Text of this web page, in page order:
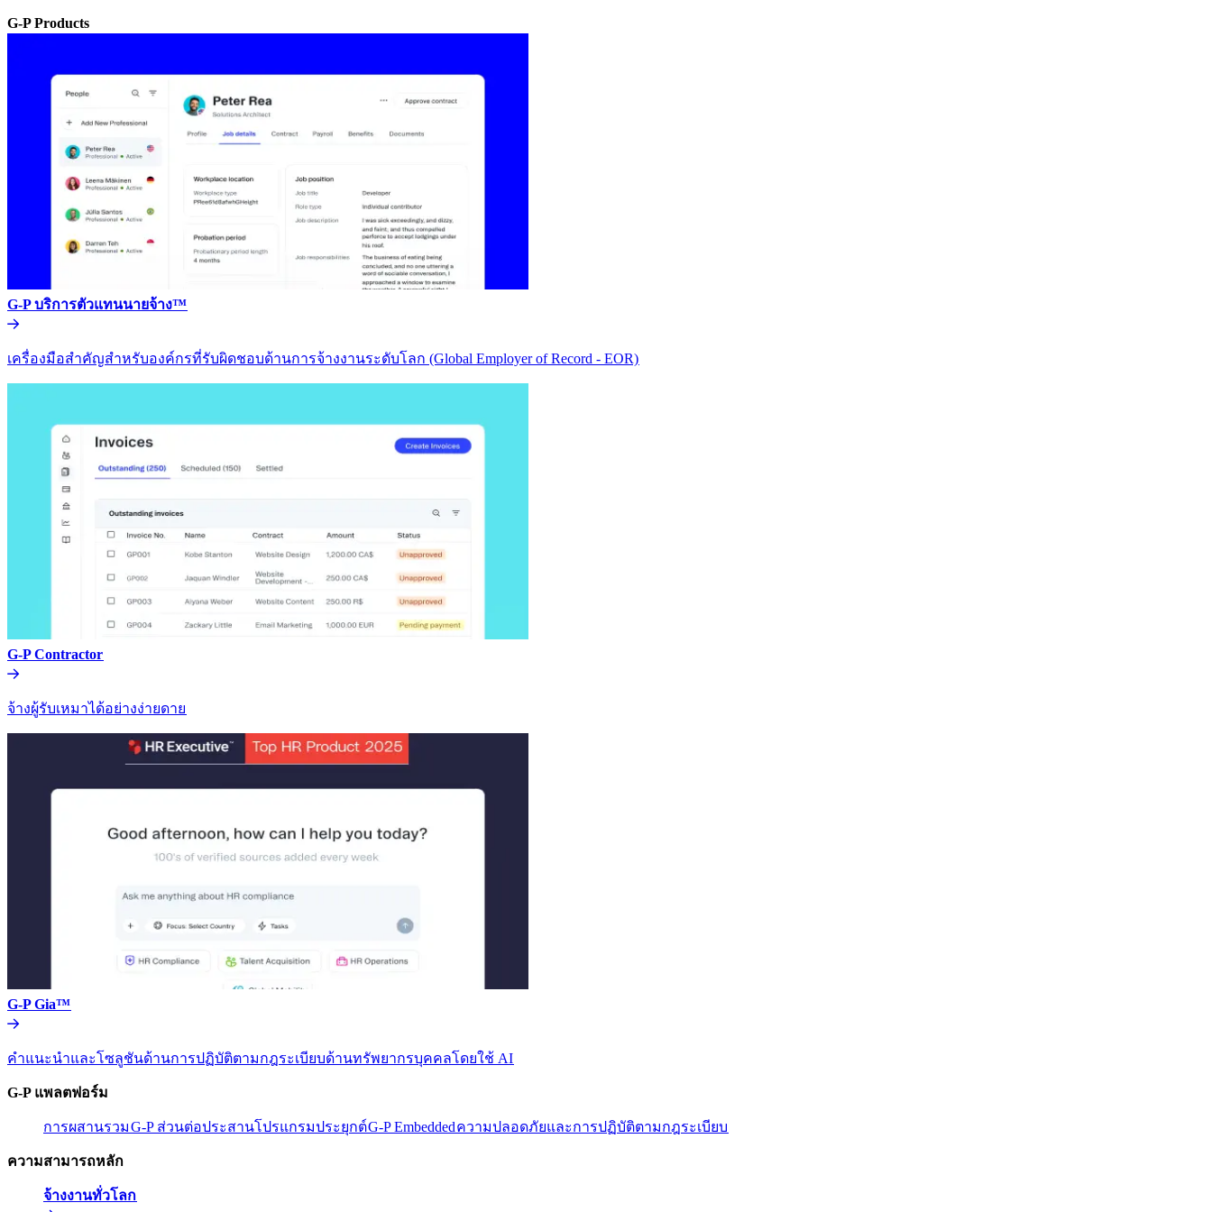
G-P Products​​
G-P บริการตัวแทนนายจ้าง™​​
เครื่องมือสำคัญสำหรับองค์กรที่รับผิดชอบด้านการจ้างงานระดับโลก (Global Employer of Record - EOR)​​
G-P Contractor​​
จ้างผู้รับเหมาได้อย่างง่ายดาย​​
G-P Gia™​​
คำแนะนำและโซลูชันด้านการปฏิบัติตามกฎระเบียบด้านทรัพยากรบุคคลโดยใช้ AI​​
G-P แพลตฟอร์ม​​
การผสานรวม​​G-P ส่วนต่อประสานโปรแกรมประยุกต์​​G-P Embedded​​ความปลอดภัยและการปฏิบัติตามกฎระเบียบ​​
ความสามารถหลัก​​
จ้างงานทั่วโลก​​